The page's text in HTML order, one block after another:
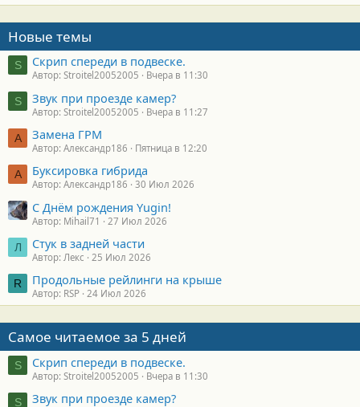
Новые темы
S Скрип спереди в подвеске.
Автор: Stroitel20052005 Вчера в 11:30
S Звук при проезде камер?
Автор: Stroitel20052005 Вчера в 11:27
А Замена ГРМ
Автор: Александр186 Пятница в 12:20
А Буксировка гибрида
Автор: Александр186 30 Июл 2026
С Днём рождения Yugin!
Автор: Mihail71 27 Июл 2026
Л Стук в задней части
Автор: Лекс 25 Июл 2026
R Продольные рейлинги на крыше
Автор: RSP 24 Июл 2026
Самое читаемое за 5 дней
S Скрип спереди в подвеске.
Автор: Stroitel20052005 Вчера в 11:30
S Звук при проезде камер?